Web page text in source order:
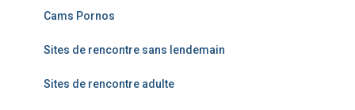
Cams Pornos
Sites de rencontre sans lendemain
Sites de rencontre adulte